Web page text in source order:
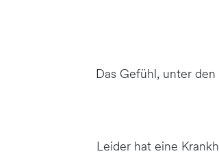
Das Gefühl, unter
Leider hat eine